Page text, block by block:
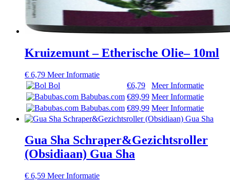
Kruizemunt – Etherische Olie– 10ml
€ 6,79 Meer Informatie
Bol
€6,79
Meer Informatie
Babubas.com €89,99 Meer Informatie
Babubas.com €89,99 Meer Informatie
Gua Sha Schraper&Gezichtsroller
(Obsidiaan) Gua Sha
€ 6,59 Meer Informatie